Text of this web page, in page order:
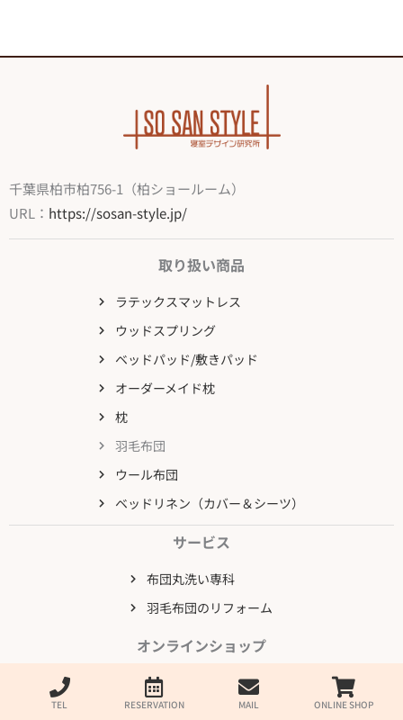
取り扱い商品
ラテックスマットレス
ウッドスプリング
ベッドパッド/敷きパッド
オーダーメイド枕
枕
羽毛布団
ウール布団
ベッドリネン（カバー＆シーツ）
サービス
布団丸洗い専科
羽毛布団のリフォーム
オンラインショップ
ソサンスタイル公式オンラインショップ
ソサンスタイル楽天市場店
千葉県柏市柏756-1（柏ショールーム）
URL： https://sosan-style.jp/
TEL RESERVATION MAIL ONLINE SHOP